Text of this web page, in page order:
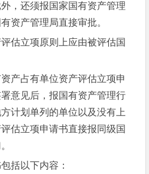
，还须报国家国有资产管理
资产管理局直接审批。
立项原则上应由被评估国
占有单位资产评估立项申
意见后，报国有资产管理行
计划单列的单位以及没有上
估立项申请书直接报同级国
以下内容：